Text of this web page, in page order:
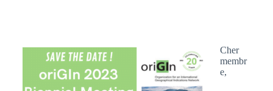
Cher
membr
e,